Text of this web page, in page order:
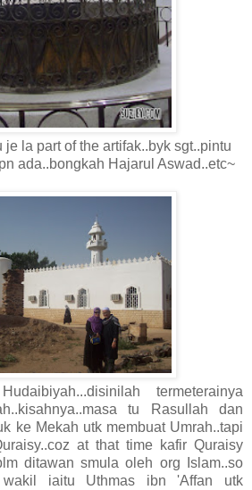
je la part of the artifak..byk sgt..pintu
ada..bongkah Hajarul Aswad..etc~
termeterainya
tu Rasullah dan
ke Mekah utk membuat Umrah..tapi
at that time kafir Quraisy
ditawan smula oleh org Islam..so
wakil iaitu Uthmas ibn 'Affan utk